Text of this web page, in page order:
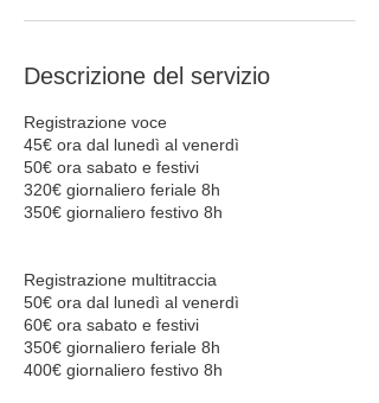
Descrizione del servizio
Registrazione voce
45€ ora dal lunedì al venerdì
50€ ora sabato e festivi
320€ giornaliero feriale 8h
350€ giornaliero festivo 8h
Registrazione multitraccia
50€ ora dal lunedì al venerdì
60€ ora sabato e festivi
350€ giornaliero feriale 8h
400€ giornaliero festivo 8h